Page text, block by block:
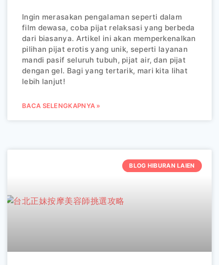
Ingin merasakan pengalaman seperti dalam
film dewasa, coba pijat relaksasi yang berbeda
dari biasanya. Artikel ini akan memperkenalkan
pilihan pijat erotis yang unik, seperti layanan
mandi pasif seluruh tubuh, pijat air, dan pijat
dengan gel. Bagi yang tertarik, mari kita lihat
lebih lanjut!
BACA SELENGKAPNYA »
BLOG HIBURAN LAIEN